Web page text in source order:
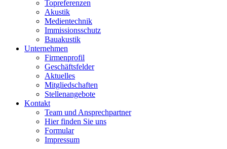
Topreferenzen
Akustik
Medientechnik
Immissionsschutz
Bauakustik
Unternehmen
Firmenprofil
Geschäftsfelder
Aktuelles
Mitgliedschaften
Stellenangebote
Kontakt
Team und Ansprechpartner
Hier finden Sie uns
Formular
Impressum